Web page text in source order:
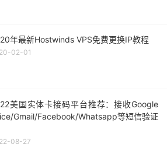
年最新Hostwinds VPS免费更换IP教程
02-01
美国实体卡接码平台推荐：接收Google
Gmail/Facebook/Whatsapp等短信验证
08-27